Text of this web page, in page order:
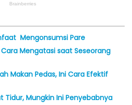
Mengonsumsi Pare
Mengatasi saat Seseorang
Makan Pedas, Ini Cara Efektif
Tidur, Mungkin Ini Penyebabnya